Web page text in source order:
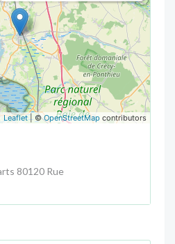
Leaflet| ©OpenStreetMap contributors
80120 Rue